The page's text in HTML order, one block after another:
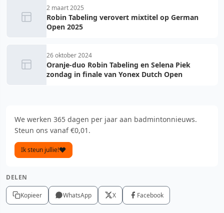
2 maart 2025
Robin Tabeling verovert mixtitel op German
Open 2025
26 oktober 2024
Oranje-duo Robin Tabeling en Selena Piek
zondag in finale van Yonex Dutch Open
We werken 365 dagen per jaar aan badmintonnieuws.
Steun ons vanaf €0,01.
Ik steun jullie!
DELEN
Kopieer WhatsApp X Facebook